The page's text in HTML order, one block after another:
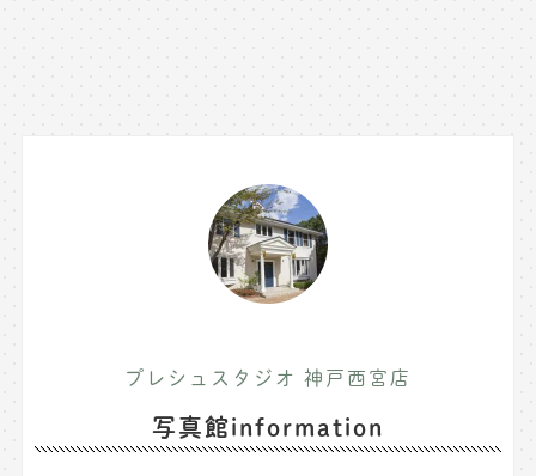
プレシュスタジオ 神戸西宮店
写真館information